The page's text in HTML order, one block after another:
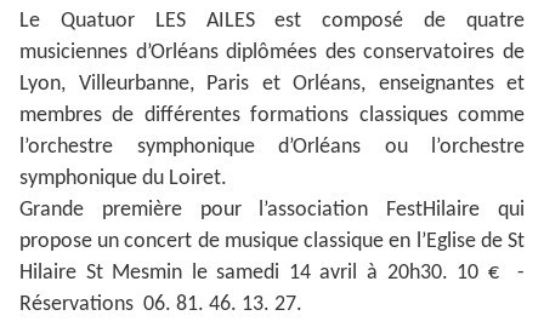
Le Quatuor LES AILES est composé de quatre
musiciennes d’Orléans diplômées des conservatoires de
Lyon, Villeurbanne, Paris et Orléans, enseignantes et
membres de différentes formations classiques comme
l’orchestre symphonique d’Orléans ou l’orchestre
symphonique du Loiret.
Grande première pour l’association FestHilaire qui
propose un concert de musique classique en l’Eglise de St
Hilaire St Mesmin le samedi 14 avril à 20h30. 10 € -
Réservations 06. 81. 46. 13. 27.